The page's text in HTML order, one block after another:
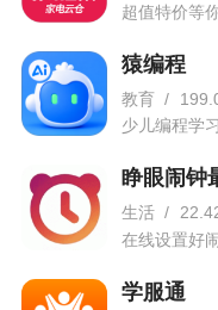
超值特价等
猿编程
教育 /
少儿编程学习
睁眼闹钟
生活 /
在线设置好
学服通